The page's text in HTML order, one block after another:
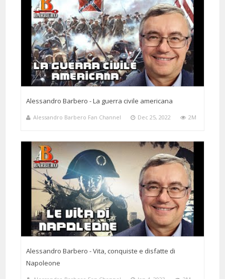
Alessandro Barbero - La guerra civile americana
Alessandro Barbero Fan Channel Dec 25, 2022 2M
Alessandro Barbero - Vita, conquiste e disfatte di
Napoleone